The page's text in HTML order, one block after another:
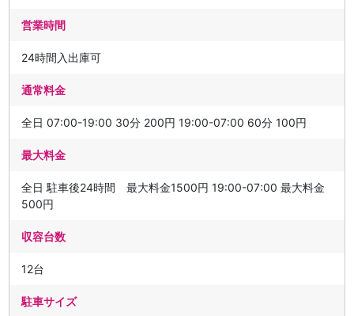
営業時間
24時間入出庫可
通常料金
全日 07:00-19:00 30分 200円 19:00-07:00 60分 100円
最大料金
全日 駐車後24時間 最大料金1500円 19:00-07:00 最大料金
500円
収容台数
12台
駐車サイズ